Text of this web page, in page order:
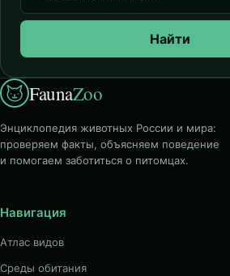
Найти
FaunaZoo
Энциклопедия животных России и мира:
проверяем факты, объясняем поведение
и помогаем заботиться о питомцах.
Навигация
Атлас видов
Среды обитания